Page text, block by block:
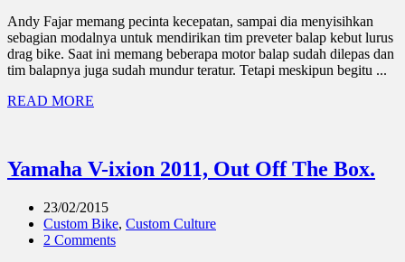
Andy Fajar memang pecinta kecepatan, sampai dia menyisihkan
sebagian modalnya untuk mendirikan tim preveter balap kebut lurus
drag bike. Saat ini memang beberapa motor balap sudah dilepas dan
tim balapnya juga sudah mundur teratur. Tetapi meskipun begitu ...
READ MORE
Yamaha V-ixion 2011, Out Off The Box.
23/02/2015
Custom Bike, Custom Culture
2 Comments